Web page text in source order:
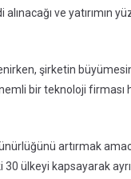
ve yatırımın
şirketin
bir teknoloji firması
artırmak
ülkeyi kapsayarak